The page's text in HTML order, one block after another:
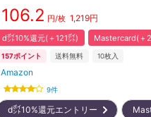
106.2 円/枚 1,219円
d㌽10%還元(＋121㌽) Mastercard(＋
157ポイント 送料無料 10枚入
Amazon
9件
d㌽10%還元エントリー